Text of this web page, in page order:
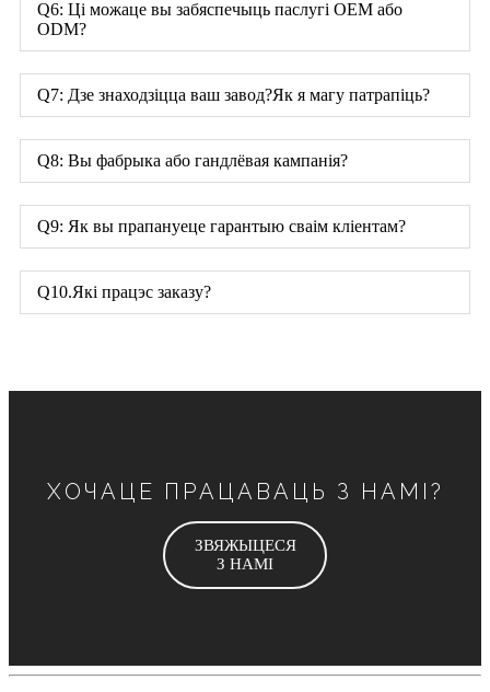
Q6: Ці можаце вы забяспечыць паслугі OEM або
ODM?
Q7: Дзе знаходзіцца ваш завод?Як я магу патрапіць?
Q8: Вы фабрыка або гандлёвая кампанія?
Q9: Як вы прапануеце гарантыю сваім кліентам?
Q10.Які працэс заказу?
ХОЧАЦЕ ПРАЦАВАЦЬ З НАМІ?
ЗВЯЖЫЦЕСЯ
З НАМІ